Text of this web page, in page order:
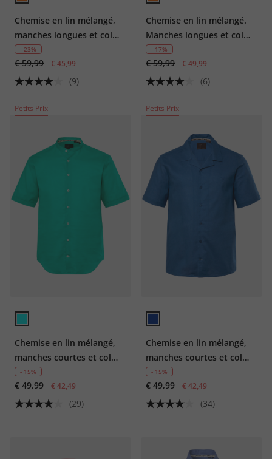
Chemise en lin mélangé,
manches longues et col
Kent, coupe Modern Fit
- 23%
€ 59,99 € 45,99
(9)
Chemise en lin mélangé.
Manches longues et col
Kent. Coupe Modern Fit.
- 17%
€ 59,99 € 49,99
(6)
Petits Prix
Chemise en lin mélangé,
manches courtes et col
officier, coupe Modern Fit
- 15%
€ 49,99 € 42,49
(29)
Petits Prix
Chemise en lin mélangé,
manches courtes et col
cubain, coupe Modern Fit
- 15%
€ 49,99 € 42,49
(34)